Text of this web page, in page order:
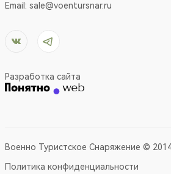
Email: sale@voentursnar.ru
Разработка сайта
Военно Туристское Снаряжение ©
Политика конфиденциальности